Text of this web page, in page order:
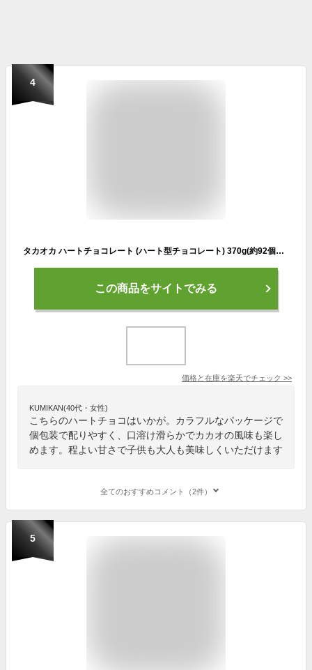
4
タカオカ ハートチョコレート (ハート型チョコレート) 370g(約92個装入) { 駄菓子 お菓子 チョコ }{ 大量 子供会 景品 お祭り くじ引き 縁日 販促 配布 夏祭り 幼稚園 保育園 問屋 }[23H07] 大袋菓子
この商品をサイトでみる
価格と在庫を楽天でチェック >>
KUMIKAN(40代・女性)
こちらのハートチョコはいかが。カラフルなパッケージで
個包装で配りやすく、口溶け滑らかでカカオの風味も楽し
めます。程よい甘さで子供も大人も美味しくいただけます
全てのおすすめコメント（2件）
5